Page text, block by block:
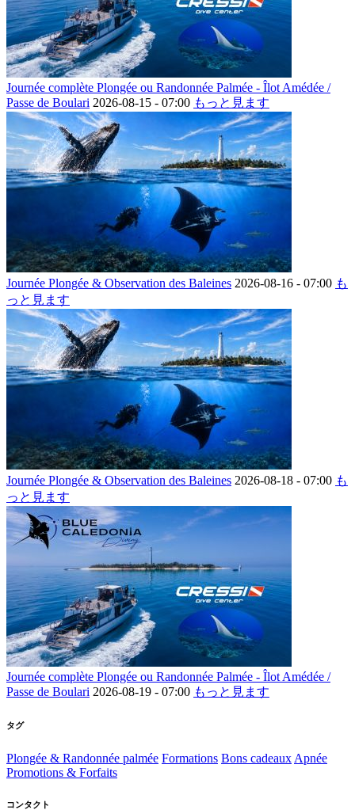
Journée complète Plongée ou Randonnée Palmée - Îlot Amédée /
Passe de Boulari 2026-08-15 - 07:00 もっと見ます
Journée Plongée & Observation des Baleines 2026-08-16 - 07:00 も
っと見ます
Journée Plongée & Observation des Baleines 2026-08-18 - 07:00 も
っと見ます
Journée complète Plongée ou Randonnée Palmée - Îlot Amédée /
Passe de Boulari 2026-08-19 - 07:00 もっと見ます
タグ
Plongée & Randonnée palmée Formations Bons cadeaux Apnée
Promotions & Forfaits
コンタクト